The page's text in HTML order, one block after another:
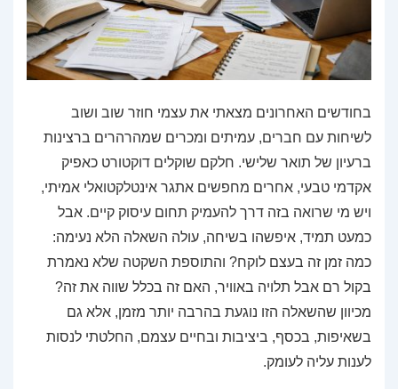
בחודשים האחרונים מצאתי את עצמי חוזר שוב ושוב
לשיחות עם חברים, עמיתים ומכרים שמהרהרים ברצינות
ברעיון של תואר שלישי. חלקם שוקלים דוקטורט כאפיק
אקדמי טבעי, אחרים מחפשים אתגר אינטלקטואלי אמיתי,
ויש מי שרואה בזה דרך להעמיק תחום עיסוק קיים. אבל
כמעט תמיד, איפשהו בשיחה, עולה השאלה הלא נעימה:
כמה זמן זה בעצם לוקח? והתוספת השקטה שלא נאמרת
בקול רם אבל תלויה באוויר, האם זה בכלל שווה את זה?
מכיוון שהשאלה הזו נוגעת בהרבה יותר מזמן, אלא גם
בשאיפות, בכסף, ביציבות ובחיים עצמם, החלטתי לנסות
לענות עליה לעומק.